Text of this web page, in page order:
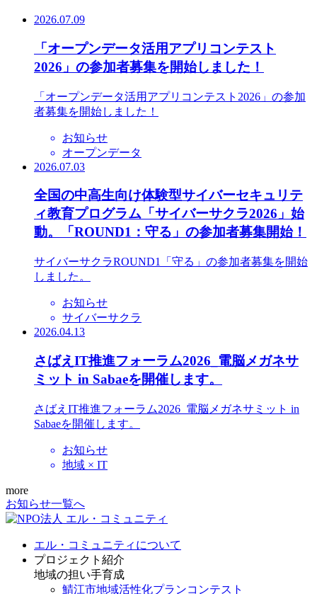
2026.07.09
「オープンデータ活用アプリコンテスト
2026」の参加者募集を開始しました！
「オープンデータ活用アプリコンテスト2026」の参加
者募集を開始しました！
お知らせ
オープンデータ
2026.07.03
全国の中高生向け体験型サイバーセキュリテ
ィ教育プログラム「サイバーサクラ2026」始
動。「ROUND1：守る」の参加者募集開始！
サイバーサクラROUND1「守る」の参加者募集を開始
しました。
お知らせ
サイバーサクラ
2026.04.13
さばえIT推進フォーラム2026_電脳メガネサ
ミット in Sabaeを開催します。
さばえIT推進フォーラム2026_電脳メガネサミット in
Sabaeを開催します。
お知らせ
地域 × IT
more
お知らせ一覧へ
エル・コミュニティについて
プロジェクト紹介
地域の担い手育成
鯖江市地域活性化プランコンテスト